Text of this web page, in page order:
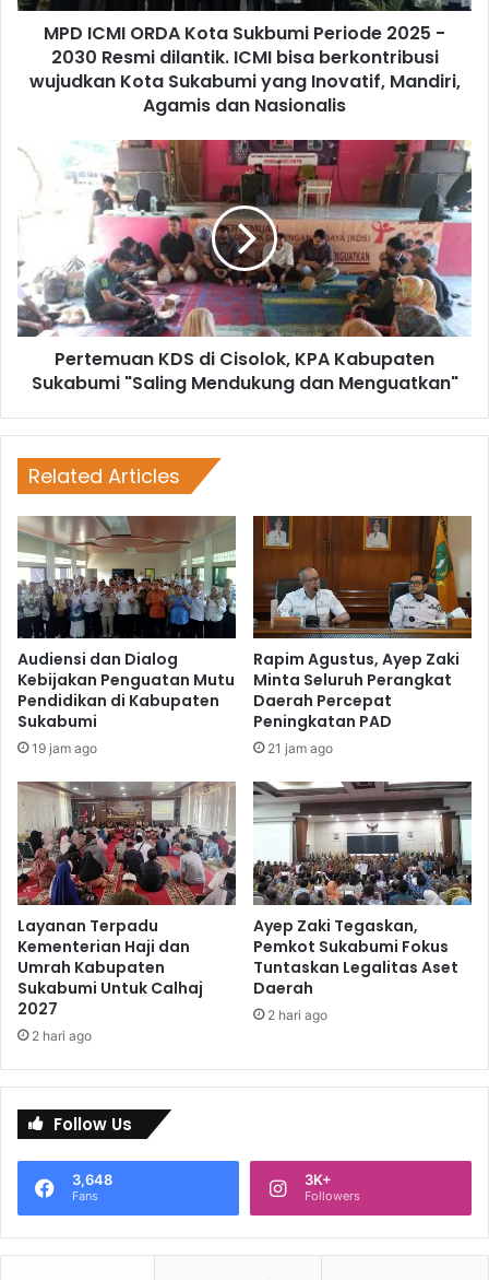
MPD ICMI ORDA Kota Sukbumi Periode 2025 -
2030 Resmi dilantik. ICMI bisa berkontribusi
wujudkan Kota Sukabumi yang Inovatif, Mandiri,
Agamis dan Nasionalis
Pertemuan KDS di Cisolok, KPA Kabupaten
Sukabumi "Saling Mendukung dan Menguatkan"
Related Articles
Audiensi dan Dialog
Kebijakan Penguatan Mutu
Pendidikan di Kabupaten
Sukabumi
19 jam ago
Rapim Agustus, Ayep Zaki
Minta Seluruh Perangkat
Daerah Percepat
Peningkatan PAD
21 jam ago
Layanan Terpadu
Kementerian Haji dan
Umrah Kabupaten
Sukabumi Untuk Calhaj
2027
2 hari ago
Ayep Zaki Tegaskan,
Pemkot Sukabumi Fokus
Tuntaskan Legalitas Aset
Daerah
2 hari ago
Follow Us
3,648
Fans
3K+
Followers